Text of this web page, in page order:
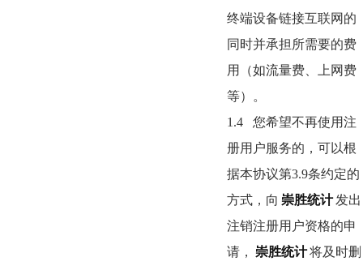
终端设备链接互联网的
同时并承担所需要的费
用（如流量费、上网费
等）。
1.4
您希望不再使用注
册用户服务的，可以根
据本协议第3.9条约定的
方式，向 崇胜统计 发出
注销注册用户资格的申
请，
崇胜统计将及时删